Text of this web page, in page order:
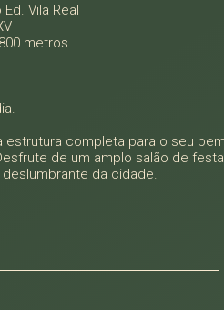
Vila Real
metros
completa para o seu
de um amplo salão de
da cidade.